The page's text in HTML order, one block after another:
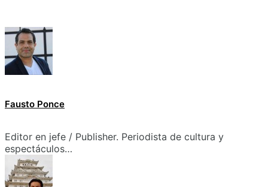
Fausto Ponce
Editor en jefe / Publisher. Periodista de cultura y
espectáculos…